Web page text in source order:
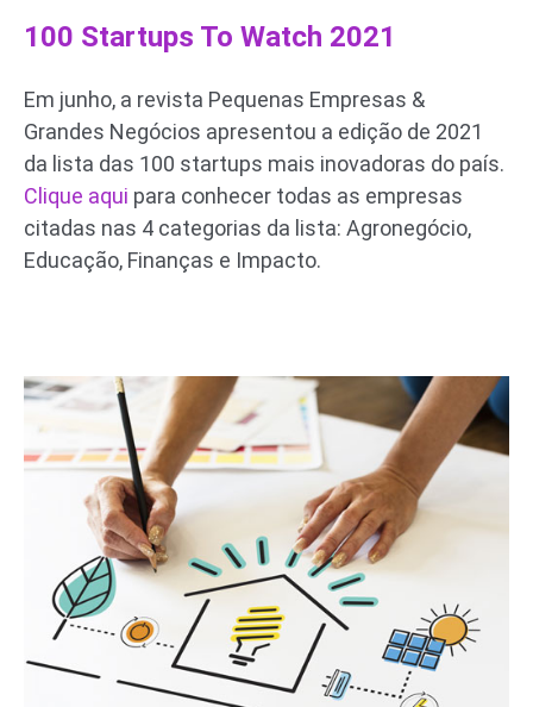
100 Startups To Watch 2021
Em junho, a revista Pequenas Empresas &
Grandes Negócios apresentou a edição de 2021
da lista das 100 startups mais inovadoras do país.
Clique aqui para conhecer todas as empresas
citadas nas 4 categorias da lista: Agronegócio,
Educação, Finanças e Impacto.